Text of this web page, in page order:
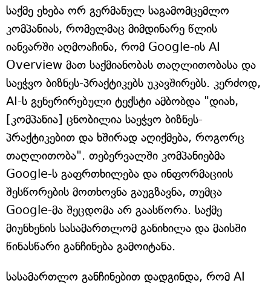
საქმე ეხება ორ გერმანულ საგამომცემლო
კომპანიას, რომელმაც მიმდინარე წლის
იანვარში აღმოაჩინა, რომ Google-ის AI
Overview მათ საქმიანობას თაღლითობასა და
საეჭვო ბიზნეს-პრაქტიკებს უკავშირებს. კერძოდ,
AI-ს გენერირებული ტექსტი ამბობდა "დიახ,
[კომპანია] ცნობილია საეჭვო ბიზნეს-
პრაქტიკებით და ხშირად აღიქმება, როგორც
თაღლითობა". თებერვალში კომპანიებმა
Google-ს გაფრთხილება და ინფორმაციის
შესწორების მოთხოვნა გაუგზავნა, თუმცა
Google-მა შეცდომა არ გაასწორა. საქმე
მიუნხენის სასამართლომ განიხილა და მაისში
წინასწარი განჩინება გამოიტანა.
სასამართლო განჩინებით დადგინდა, რომ AI